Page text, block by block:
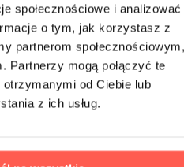
społecznościowe i analizować
o tym, jak korzystasz z
partnerom społecznościowym,
Partnerzy mogą połączyć te
od Ciebie lub
z ich usług.
Všech 15 her a